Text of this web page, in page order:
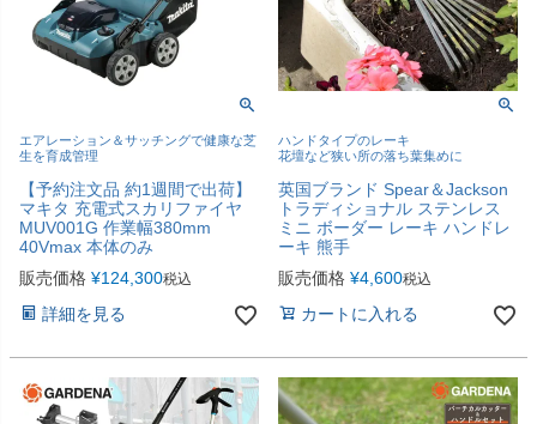
エアレーション＆サッチングで健康な芝
生を育成管理
【予約注文品 約1週間で出荷】
マキタ 充電式スカリファイヤ
MUV001G 作業幅380mm
40Vmax 本体のみ
販売価格 ¥124,300税込
詳細を見る
ハンドタイプのレーキ
花壇など狭い所の落ち葉集めに
英国ブランド Spear＆Jackson
トラディショナル ステンレス
ミニ ボーダー レーキ ハンドレ
ーキ 熊手
販売価格 ¥4,600税込
カートに入れる